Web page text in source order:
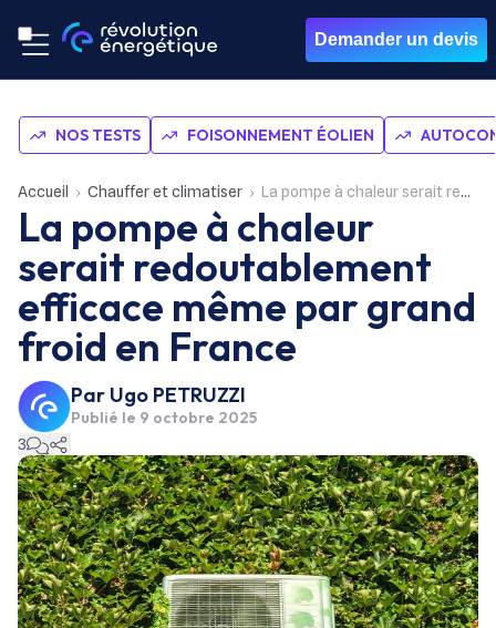
Demander un devis
NOS TESTS FOISONNEMENT ÉOLIEN
Accueil Chauffer et climatiser La pompe à chaleur serait redoutablement efficace même par grand froid en France
La pompe à chaleur
serait redoutablement
efficace même par grand
froid en France
Par Ugo PETRUZZI
Publié le 9 octobre 2025
3